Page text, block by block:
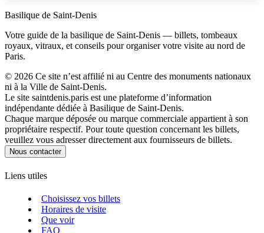
Basilique de Saint‑Denis
Votre guide de la basilique de Saint‑Denis — billets, tombeaux
royaux, vitraux, et conseils pour organiser votre visite au nord de
Paris.
© 2026 Ce site n’est affilié ni au Centre des monuments nationaux
ni à la Ville de Saint‑Denis.
Le site saintdenis.paris est une plateforme d’information
indépendante dédiée à Basilique de Saint‑Denis.
Chaque marque déposée ou marque commerciale appartient à son
propriétaire respectif. Pour toute question concernant les billets,
veuillez vous adresser directement aux fournisseurs de billets.
Nous contacter
Liens utiles
Choisissez vos billets
Horaires de visite
Que voir
FAQ